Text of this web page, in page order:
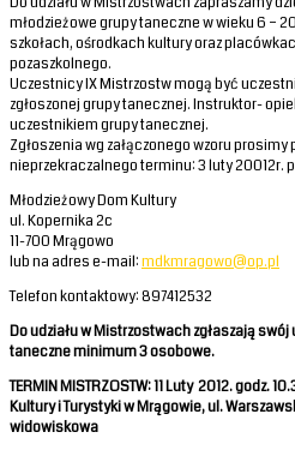
młodzieżowe grupy taneczne w wieku 6 –
szkołach, ośrodkach kultury oraz
pozaszkolnego.
Uczestnicy IX Mistrzostw mogą być
zgłoszonej grupy tanecznej. Instruktor-
uczestnikiem grupy tanecznej.
Zgłoszenia wg załączonego wzoru prosimy
nieprzekraczalnego terminu: 3 luty 20012r.
Młodzieżowy Dom Kultury
ul. Kopernika 2c
11-700 Mrągowo
lub na adres e-mail:mdkmragowo@op.pl
Telefon kontaktowy: 897412532
Do udziału w Mistrzostwach zgłaszają swój
taneczne minimum 3 osobowe.
TERMIN MISTRZOSTW: 11 Luty 2012. godz.
Kultury i Turystyki w Mrągowie, ul.
widowiskowa